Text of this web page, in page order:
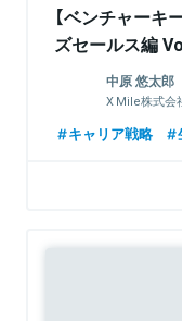
【ベンチャーキ
ズセールス編
中原 悠太郎
X Mile株式会
キャリア戦略